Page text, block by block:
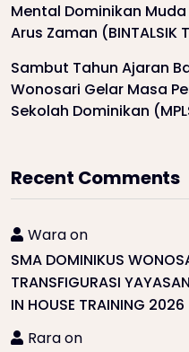
Mental Dominikan
Arus Zaman
Sambut Tahun Ajaran
Wonosari Gelar Masa
Sekolah Dominikan
Recent Comments
Waraon
SMA DOMINIKUS
TRANSFIGURASI
IN HOUSE TRAINING 2026
Raraon